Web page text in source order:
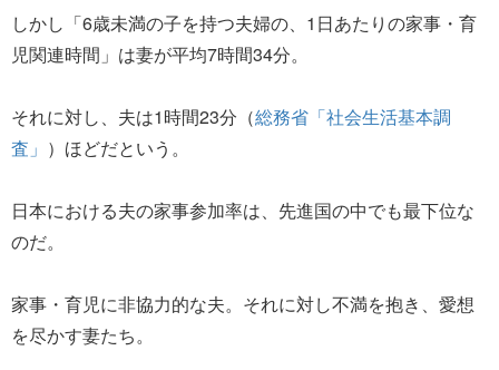
しかし「6歳未満の子を持つ夫婦の、1日あたりの家事・育
児関連時間」は妻が平均7時間34分。
それに対し、夫は1時間23分（総務省「社会生活基本調
査」 ）ほどだという。
日本における夫の家事参加率は、先進国の中でも最下位な
のだ。
家事・育児に非協力的な夫。それに対し不満を抱き、愛想
を尽かす妻たち。